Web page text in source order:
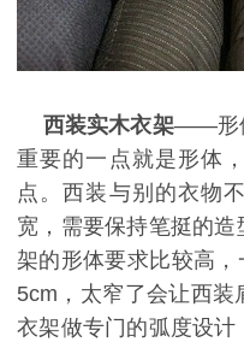
西装实木衣架——形
重要的一点就是形体
点。西装与别的衣物
宽，需要保持笔挺的
架的形体要求比较高
5cm ，太窄了会让西
衣架做专门的弧度设